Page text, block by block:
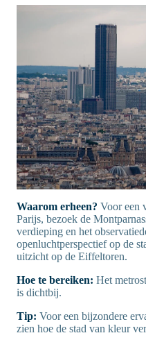
Waarom erheen? Voor een
Parijs, bezoek de
verdieping en het
openluchtperspectief op de
uitzicht op de Eiffeltoren.
Hoe te bereiken: Het
is dichtbij.
Tip: Voor een bijzondere
zien hoe de stad van kleur